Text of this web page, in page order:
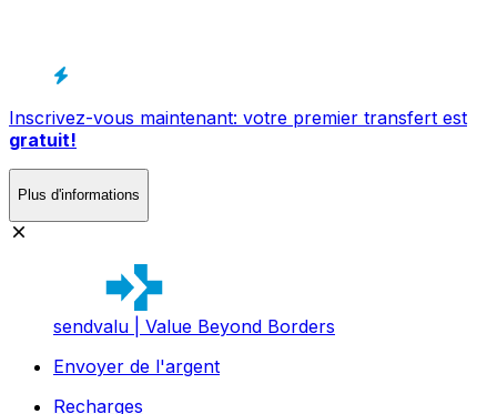
Inscrivez-vous maintenant: votre premier transfert est
gratuit!
Plus d'informations
sendvalu | Value Beyond Borders
Envoyer de l'argent
Recharges